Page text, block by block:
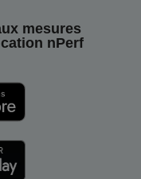
mesures
nPerf